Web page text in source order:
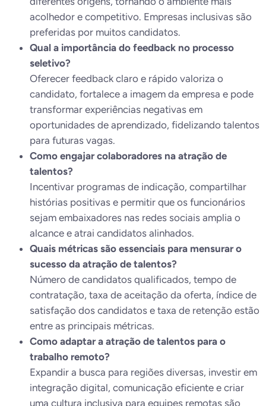
acolhedor e competitivo. Empresas inclusivas são
preferidas por muitos candidatos.
Qual a importância do feedback no processo
seletivo?
Oferecer feedback claro e rápido valoriza o
candidato, fortalece a imagem da empresa e pode
transformar experiências negativas em
oportunidades de aprendizado, fidelizando talentos
para futuras vagas.
Como engajar colaboradores na atração de
talentos?
Incentivar programas de indicação, compartilhar
histórias positivas e permitir que os funcionários
sejam embaixadores nas redes sociais amplia o
alcance e atrai candidatos alinhados.
Quais métricas são essenciais para mensurar o
sucesso da atração de talentos?
Número de candidatos qualificados, tempo de
contratação, taxa de aceitação da oferta, índice de
satisfação dos candidatos e taxa de retenção estão
entre as principais métricas.
Como adaptar a atração de talentos para o
trabalho remoto?
Expandir a busca para regiões diversas, investir em
integração digital, comunicação eficiente e criar
uma cultura inclusiva para equipes remotas são